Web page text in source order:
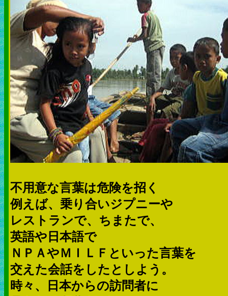
不用意な言葉は危険を招く
例えば、乗り合いジプニーや
レストランで、ちまたで、
英語や日本語で
ＮＰＡやＭＩＬＦといった言葉を
交えた会話をしたとしよう。
時々、日本からの訪問者に